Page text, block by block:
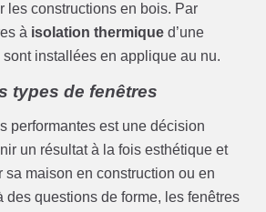
les constructions en bois. Par
à isolation thermique d’une
installées en applique au nu.
types de fenêtres
performantes est une décision
un résultat à la fois esthétique et
sa maison en construction ou en
des questions de forme, les fenêtres